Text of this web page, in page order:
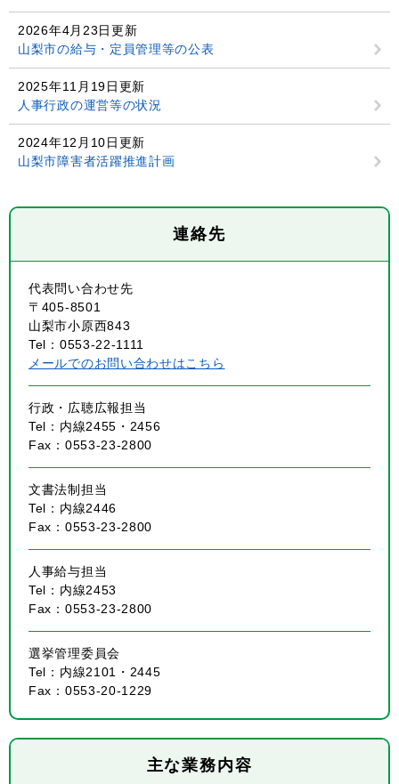
2026年4月23日更新
山梨市の給与・定員管理等の公表
2025年11月19日更新
人事行政の運営等の状況
2024年12月10日更新
山梨市障害者活躍推進計画
連絡先
代表問い合わせ先
〒405-8501
山梨市小原西843
Tel：0553-22-1111
メールでのお問い合わせはこちら
行政・広聴広報担当
Tel：内線2455・2456
Fax：0553-23-2800
文書法制担当
Tel：内線2446
Fax：0553-23-2800
人事給与担当
Tel：内線2453
Fax：0553-23-2800
選挙管理委員会
Tel：内線2101・2445
Fax：0553-20-1229
主な業務内容